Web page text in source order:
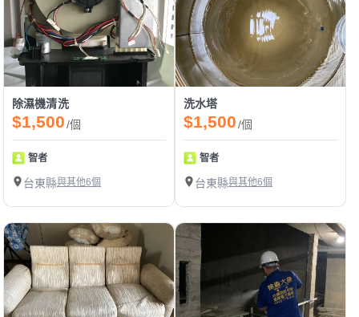
除濕機清洗
$1,500/個
智者
台東縣與其他6個
洗水塔
$1,500/個
智者
台東縣與其他6個